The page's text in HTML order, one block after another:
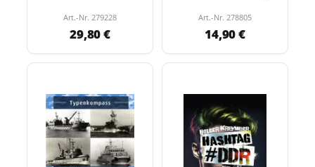
Art.-Nr. 279228
29,80 €
Art.-Nr. 278805
14,90 €